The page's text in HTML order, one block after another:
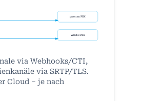
pascom PBX
Wildix PBX
via Webhooks/CTI,
via SRTP/TLS.
Cloud – je nach